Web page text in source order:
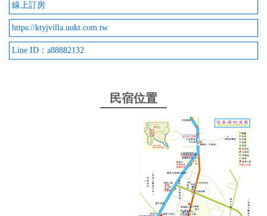
線上訂房
https://ktyjvilla.uukt.com.tw
Line ID：a88882132
民宿位置